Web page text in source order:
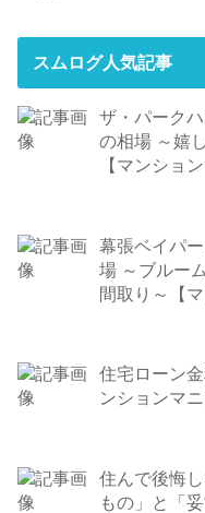
スムログ人気記事
ザ・パーク
の相場 ～嬉
【マンショ
幕張ベイパ
場 ～ブルー
間取り～【
住宅ローン
ンションマ
住んで後悔
もの」と「